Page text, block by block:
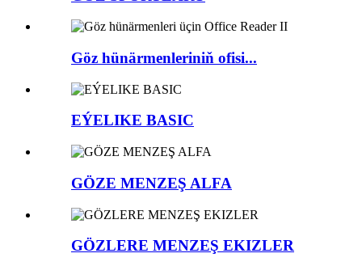
Göz hünärmenleriniň ofisi...
EÝELIKE BASIC
GÖZE MENZEŞ ALFA
GÖZLERE MENZEŞ EKIZLER